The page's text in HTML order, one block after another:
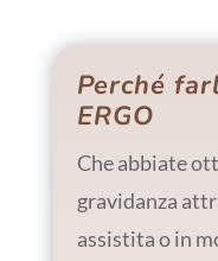
Perché
ERGO
Che abbiate
gravidanza
assistita o in